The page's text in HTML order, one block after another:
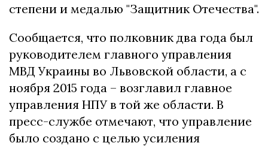
степени и медалью "Защитник Отечества".
Сообщается, что полковник два года был
руководителем главного управления
МВД Украины во Львовской области, а с
ноября 2015 года – возглавил главное
управления НПУ в той же области. В
пресс-службе отмечают, что управление
было создано с целью усиления